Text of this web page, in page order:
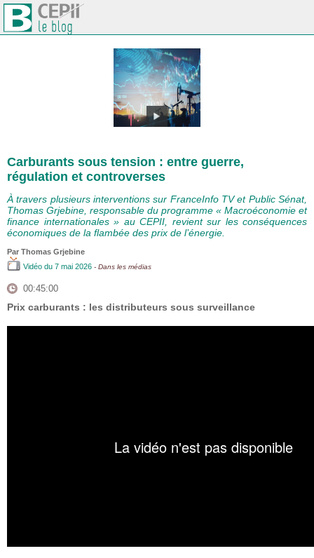
Carburants sous tension : entre guerre,
régulation et controverses
À travers plusieurs interventions sur FranceInfo TV et Public Sénat,
Thomas Grjebine, responsable du programme « Macroéconomie et
finance internationales » au CEPII, revient sur les conséquences
économiques de la flambée des prix de l’énergie.
Par Thomas Grjebine
Vidéo du 7 mai 2026 - Dans les médias
00:45:00
Prix carburants : les distributeurs sous surveillance